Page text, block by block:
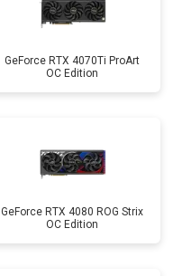
GeForce RTX 4070Ti ProArt
OC Edition
GeForce RTX 4080 ROG Strix
OC Edition